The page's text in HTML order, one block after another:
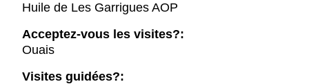
Huile de Les Garrigues AOP
Acceptez-vous les visites?:
Ouais
Visites guidées?: